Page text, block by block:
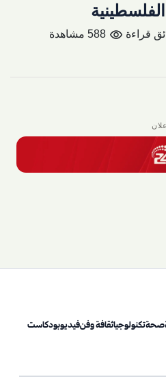
visibility 588 مشاهدة
صحةتكنولوجياثقافة وفنفيديوبودكاست